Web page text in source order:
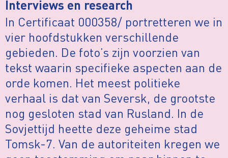
Interviews en research
In Certificaat 000358/ portretteren we in
vier hoofdstukken verschillende
gebieden. De foto’s zijn voorzien van
tekst waarin specifieke aspecten aan de
orde komen. Het meest politieke
verhaal is dat van Seversk, de grootste
nog gesloten stad van Rusland. In de
Sovjettijd heette deze geheime stad
Tomsk-7. Van de autoriteiten kregen we